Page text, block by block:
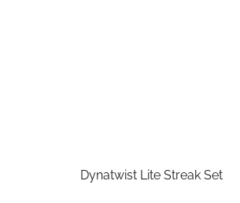
Dynatwist Lite Streak Set